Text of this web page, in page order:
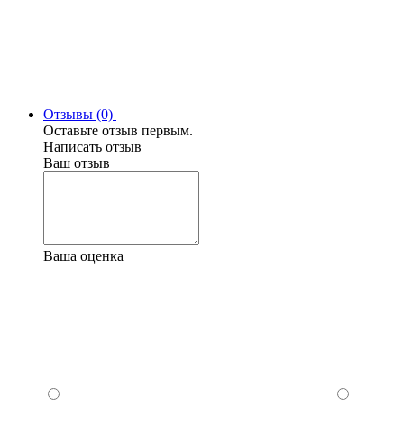
Отзывы (0)
Оставьте отзыв первым.
Написать отзыв
Ваш отзыв
Ваша оценка